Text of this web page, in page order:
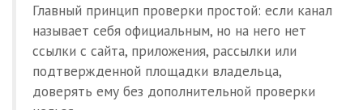
Главный принцип проверки простой: если канал
называет себя официальным, но на него нет
ссылки с сайта, приложения, рассылки или
подтвержденной площадки владельца,
доверять ему без дополнительной проверки